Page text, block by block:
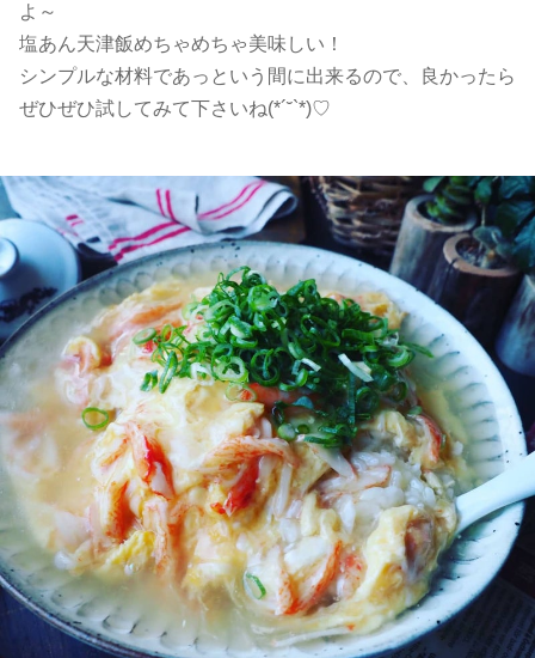
よ～
塩あん天津飯めちゃめちゃ美味しい！
シンプルな材料であっという間に出来るので、良かったら
ぜひぜひ試してみて下さいね(*´˘`*)♡